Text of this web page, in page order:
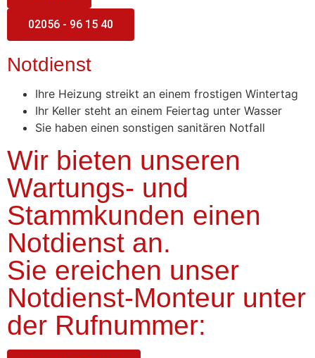
02056 - 96 15 40
Notdienst
Ihre Heizung streikt an einem frostigen Wintertag
Ihr Keller steht an einem Feiertag unter Wasser
Sie haben einen sonstigen sanitären Notfall
Wir bieten unseren
Wartungs- und
Stammkunden einen
Notdienst an.
Sie ereichen unser
Notdienst-Monteur unter
der Rufnummer: